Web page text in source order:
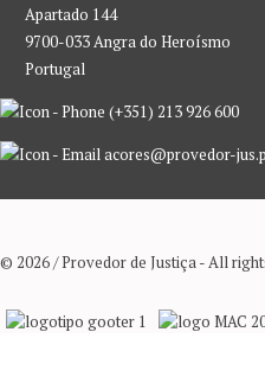
Apartado 144
9700-033 Angra do Heroísmo
Portugal
(+351) 213 926 600
acores@provedor-
© 2026 / Provedor de Justiça - All